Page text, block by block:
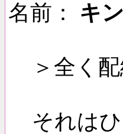
名前： キ
＞全く
それは